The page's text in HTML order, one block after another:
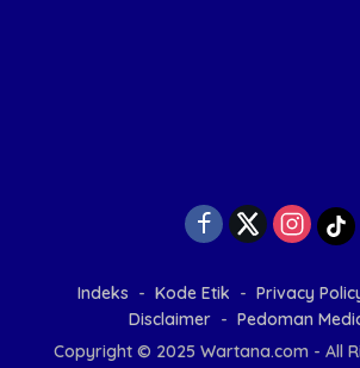
Indeks Kode Etik Privacy
Disclaimer
Pedoman
Copyright © 2025 Wartana.com - All